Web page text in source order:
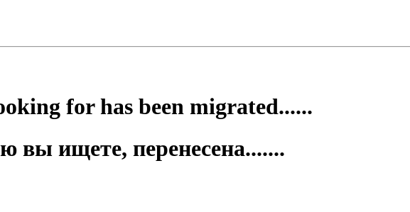
for has been migrated......
вы ищете, перенесена.......